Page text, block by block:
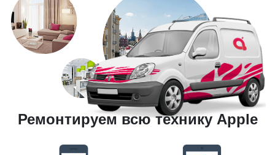
Ремонтируем всю технику Apple